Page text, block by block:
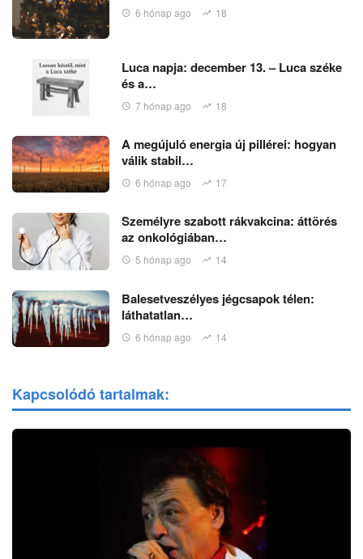
6 hónap ago 18
Luca napja: december 13. – Luca széke
és a…
7 hónap ago 18
A megújuló energia új pillérei: hogyan
válik stabil…
6 hónap ago 17
Személyre szabott rákvakcina: áttörés
az onkológiában…
5 hónap ago 14
Balesetveszélyes jégcsapok télen:
láthatatlan…
6 hónap ago 14
Kapcsolódó tartalmak: